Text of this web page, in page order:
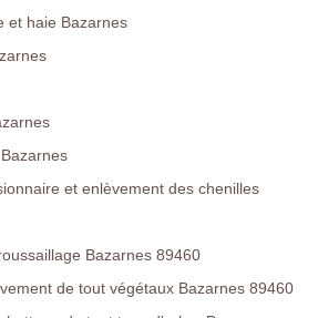
et haie Bazarnes
et enlèvement des chenilles
Bazarnes 89460
de tout végétaux Bazarnes 89460